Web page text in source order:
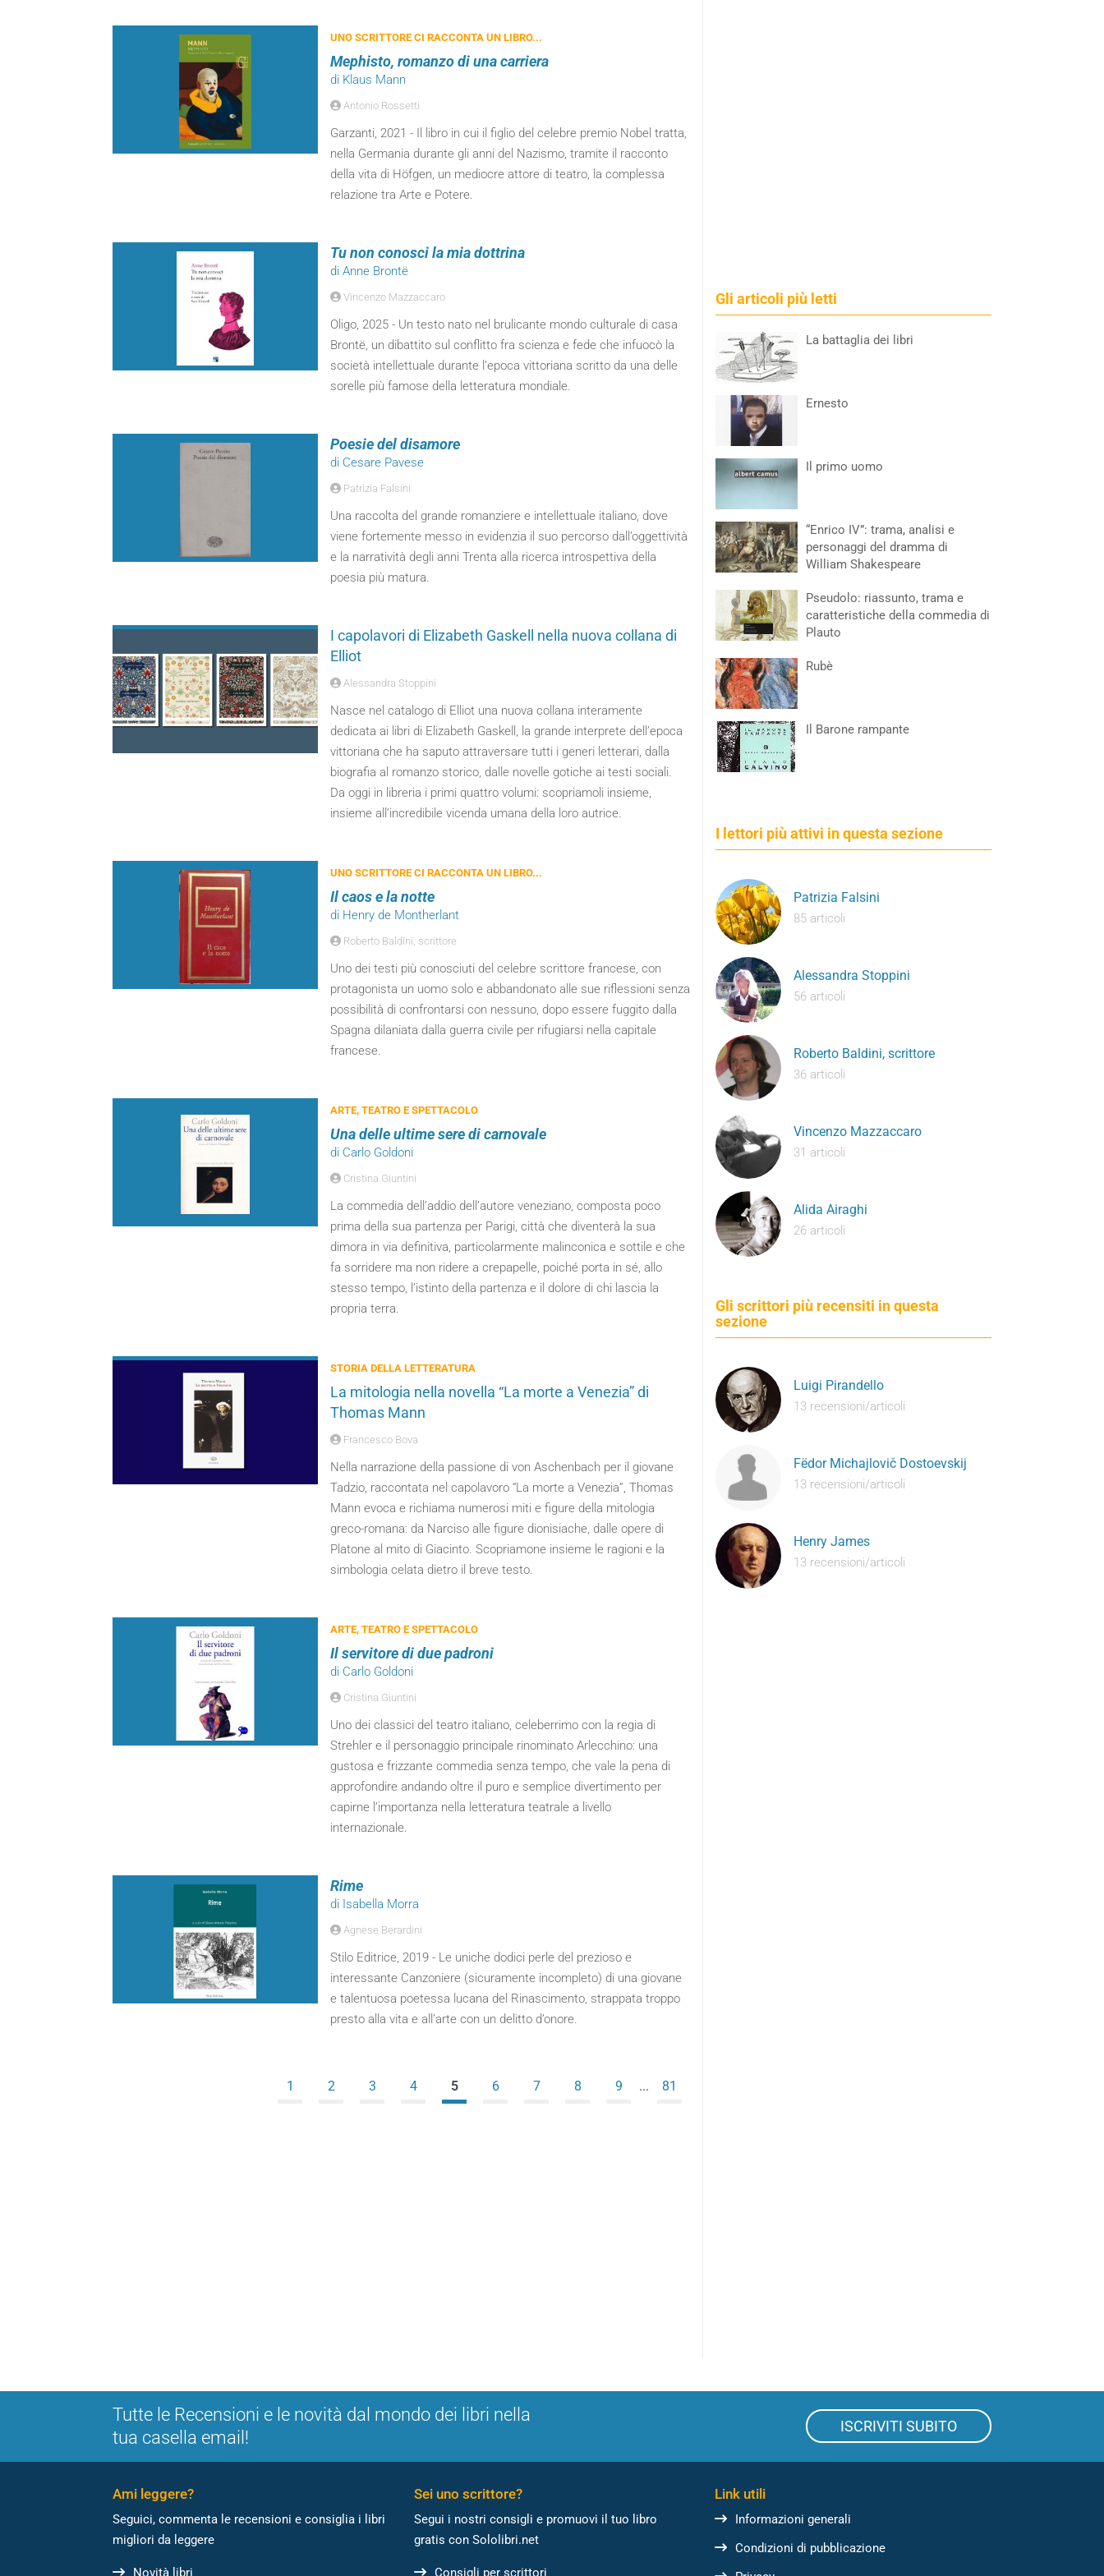
UNO SCRITTORE CI RACCONTA UN LIBRO...
Mephisto, romanzo di una carriera
di Klaus Mann
Antonio Rossetti
Garzanti, 2021 - Il libro in cui il figlio del celebre premio Nobel tratta,
nella Germania durante gli anni del Nazismo, tramite il racconto
della vita di Höfgen, un mediocre attore di teatro, la complessa
relazione tra Arte e Potere.
Tu non conosci la mia dottrina
di Anne Brontë
Vincenzo Mazzaccaro
Oligo, 2025 - Un testo nato nel brulicante mondo culturale di casa
Brontë, un dibattito sul conflitto fra scienza e fede che infuocò la
società intellettuale durante l’epoca vittoriana scritto da una delle
sorelle più famose della letteratura mondiale.
Poesie del disamore
di Cesare Pavese
Patrizia Falsini
Una raccolta del grande romanziere e intellettuale italiano, dove
viene fortemente messo in evidenzia il suo percorso dall’oggettività
e la narratività degli anni Trenta alla ricerca introspettiva della
poesia più matura.
I capolavori di Elizabeth Gaskell nella nuova collana di
Elliot
Alessandra Stoppini
Nasce nel catalogo di Elliot una nuova collana interamente
dedicata ai libri di Elizabeth Gaskell, la grande interprete dell’epoca
vittoriana che ha saputo attraversare tutti i generi letterari, dalla
biografia al romanzo storico, dalle novelle gotiche ai testi sociali.
Da oggi in libreria i primi quattro volumi: scopriamoli insieme,
insieme all’incredibile vicenda umana della loro autrice.
UNO SCRITTORE CI RACCONTA UN LIBRO...
Il caos e la notte
di Henry de Montherlant
Roberto Baldini, scrittore
Uno dei testi più conosciuti del celebre scrittore francese, con
protagonista un uomo solo e abbandonato alle sue riflessioni senza
possibilità di confrontarsi con nessuno, dopo essere fuggito dalla
Spagna dilaniata dalla guerra civile per rifugiarsi nella capitale
francese.
ARTE, TEATRO E SPETTACOLO
Una delle ultime sere di carnovale
di Carlo Goldoni
Cristina Giuntini
La commedia dell’addio dell’autore veneziano, composta poco
prima della sua partenza per Parigi, città che diventerà la sua
dimora in via definitiva, particolarmente malinconica e sottile e che
fa sorridere ma non ridere a crepapelle, poiché porta in sé, allo
stesso tempo, l’istinto della partenza e il dolore di chi lascia la
propria terra.
STORIA DELLA LETTERATURA
La mitologia nella novella “La morte a Venezia” di
Thomas Mann
Francesco Bova
Nella narrazione della passione di von Aschenbach per il giovane
Tadzio, raccontata nel capolavoro “La morte a Venezia”, Thomas
Mann evoca e richiama numerosi miti e figure della mitologia
greco-romana: da Narciso alle figure dionisiache, dalle opere di
Platone al mito di Giacinto. Scopriamone insieme le ragioni e la
simbologia celata dietro il breve testo.
ARTE, TEATRO E SPETTACOLO
Il servitore di due padroni
di Carlo Goldoni
Cristina Giuntini
Uno dei classici del teatro italiano, celeberrimo con la regia di
Strehler e il personaggio principale rinominato Arlecchino: una
gustosa e frizzante commedia senza tempo, che vale la pena di
approfondire andando oltre il puro e semplice divertimento per
capirne l’importanza nella letteratura teatrale a livello
internazionale.
Rime
di Isabella Morra
Agnese Berardini
Stilo Editrice, 2019 - Le uniche dodici perle del prezioso e
interessante Canzoniere (sicuramente incompleto) di una giovane
e talentuosa poetessa lucana del Rinascimento, strappata troppo
presto alla vita e all’arte con un delitto d’onore.
1 2 3 4 5 6 7 8 9 ... 81
Gli articoli più letti
La battaglia dei libri
Ernesto
Il primo uomo
“Enrico IV”: trama, analisi e
personaggi del dramma di
William Shakespeare
Pseudolo: riassunto, trama e
caratteristiche della commedia di
Plauto
Rubè
Il Barone rampante
I lettori più attivi in questa sezione
Patrizia Falsini
85 articoli
Alessandra Stoppini
56 articoli
Roberto Baldini, scrittore
36 articoli
Vincenzo Mazzaccaro
31 articoli
Alida Airaghi
26 articoli
Gli scrittori più recensiti in questa
sezione
Luigi Pirandello
13 recensioni/articoli
Fëdor Michajlovič Dostoevskij
13 recensioni/articoli
Henry James
13 recensioni/articoli
Tutte le Recensioni e le novità dal mondo dei libri nella
tua casella email!
ISCRIVITI SUBITO
Ami leggere?
Seguici, commenta le recensioni e consiglia i libri
migliori da leggere
Novità libri
Sei uno scrittore?
Segui i nostri consigli e promuovi il tuo libro
gratis con Sololibri.net
Consigli per scrittori
Link utili
Informazioni generali
Condizioni di pubblicazione